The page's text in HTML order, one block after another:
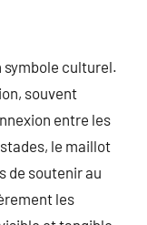
symbole culturel.
souvent
entre les
le maillot
de soutenir au
les